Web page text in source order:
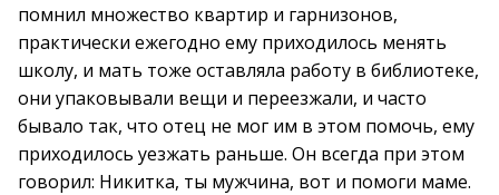
помнил множество квартир и гарнизонов,
практически ежегодно ему приходилось менять
школу, и мать тоже оставляла работу в библиотеке,
они упаковывали вещи и переезжали, и часто
бывало так, что отец не мог им в этом помочь, ему
приходилось уезжать раньше. Он всегда при этом
говорил: Никитка, ты мужчина, вот и помоги маме.